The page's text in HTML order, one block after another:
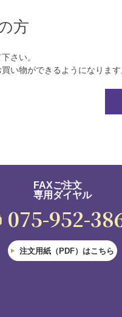
方
さい。
い物ができるようになります
FAXご注文
専用ダイヤル
075-952-
注文用紙（PDF）はこちら